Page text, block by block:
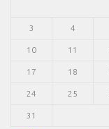
3 4
10 11
17 18
24 25
31